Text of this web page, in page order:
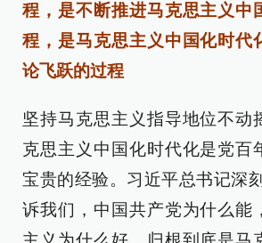
程，是不断推进马克思主义中
程，是马克思主义中国化时代
论飞跃的过程
坚持马克思主义指导地位不动
克思主义中国化时代化是党百
宝贵的经验。习近平总书记深
诉我们，中国共产党为什么能